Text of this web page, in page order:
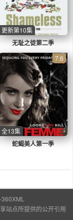
无耻之徒第二季
更新第10集
蛇蝎美人第一季
7.6
全13集
-360XML
站点所提供的公开引用